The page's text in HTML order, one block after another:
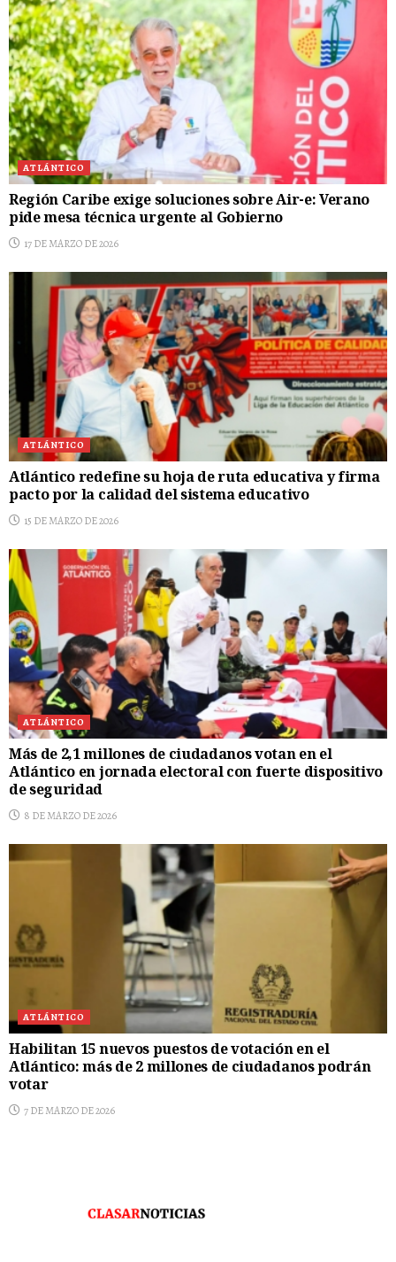
ATLÁNTICO
Región Caribe exige soluciones sobre Air-e: Verano
pide mesa técnica urgente al Gobierno
17 DE MARZO DE 2026
ATLÁNTICO
Atlántico redefine su hoja de ruta educativa y firma
pacto por la calidad del sistema educativo
15 DE MARZO DE 2026
ATLÁNTICO
Más de 2,1 millones de ciudadanos votan en el
Atlántico en jornada electoral con fuerte dispositivo
de seguridad
8 DE MARZO DE 2026
ATLÁNTICO
Habilitan 15 nuevos puestos de votación en el
Atlántico: más de 2 millones de ciudadanos podrán
votar
7 DE MARZO DE 2026